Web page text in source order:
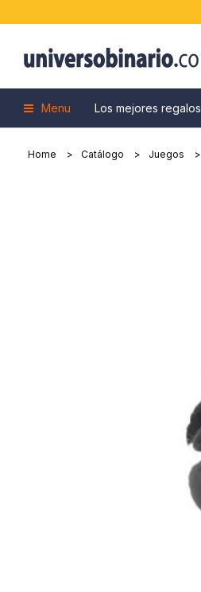
Menu Los mejores regalos
Home Catálogo Juegos